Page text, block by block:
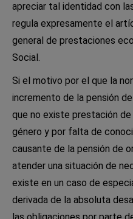
apreciar tal identidad con
regula expresamente el
general de prestaciones
Social.
Si el motivo por el que la
incremento de la pensión
que no existe prestación
género y por falta de
causante de la pensión de
atender una situación de
existe en un caso de
derivada de la absoluta